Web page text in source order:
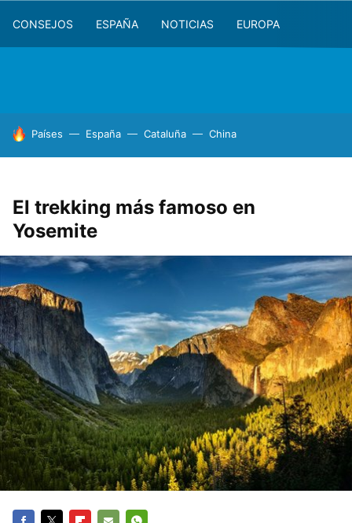
CONSEJOS ESPAÑA NOTICIAS EUROPA
HOY SE HABLA DE
Países España Cataluña China
El trekking más famoso en
Yosemite